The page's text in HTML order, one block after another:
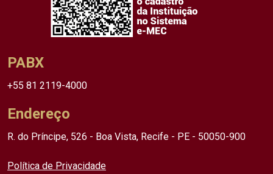
PABX
+55 81 2119-4000
Endereço
R. do Príncipe, 526 - Boa Vista, Recife - PE - 50050-900
Política de Privacidade